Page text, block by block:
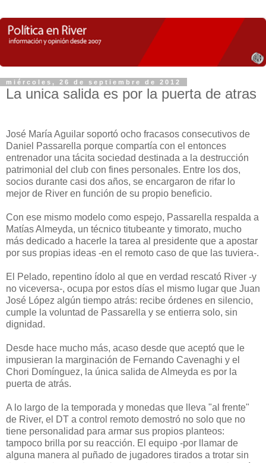
miércoles, 26 de septiembre de 2012
La unica salida es por la puerta de atras
José María Aguilar soportó ocho fracasos consecutivos de
Daniel Passarella porque compartía con el entonces
entrenador una tácita sociedad destinada a la destrucción
patrimonial del club con fines personales. Entre los dos,
socios durante casi dos años, se encargaron de rifar lo
mejor de River en función de su propio beneficio.
Con ese mismo modelo como espejo, Passarella respalda a
Matías Almeyda, un técnico titubeante y timorato, mucho
más dedicado a hacerle la tarea al presidente que a apostar
por sus propias ideas -en el remoto caso de que las tuviera-.
El Pelado, repentino ídolo al que en verdad rescató River -y
no viceversa-, ocupa por estos días el mismo lugar que Juan
José López algún tiempo atrás: recibe órdenes en silencio,
cumple la voluntad de Passarella y se entierra solo, sin
dignidad.
Desde hace mucho más, acaso desde que aceptó que le
impusieran la marginación de Fernando Cavenaghi y el
Chori Domínguez, la única salida de Almeyda es por la
puerta de atrás.
A lo largo de la temporada y monedas que lleva "al frente"
de River, el DT a control remoto demostró no solo que no
tiene personalidad para armar sus propios planteos:
tampoco brilla por su reacción. El equipo -por llamar de
alguna manera al puñado de jugadores tirados a trotar sin